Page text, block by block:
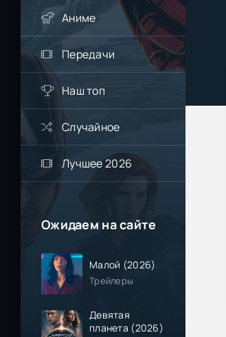
Аниме
Передачи
Наш топ
Случайное
Лучшее 2026
Ожидаем на сайте
Малой (2026)
Трейлеры
Девятая
планета (2026)